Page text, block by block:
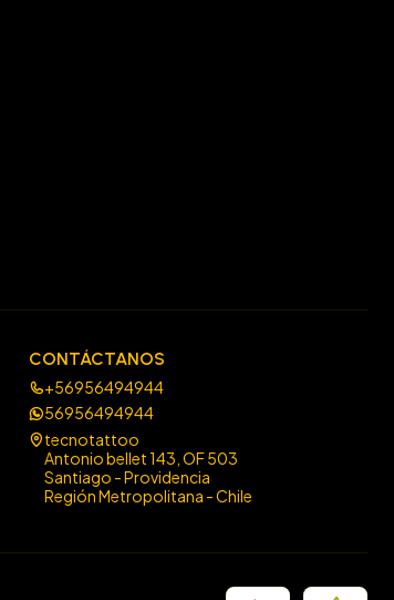
CONTÁCTANOS
+56956494944
56956494944
tecnotattoo
Antonio bellet 143, OF 503
Santiago - Providencia
Región Metropolitana - Chile